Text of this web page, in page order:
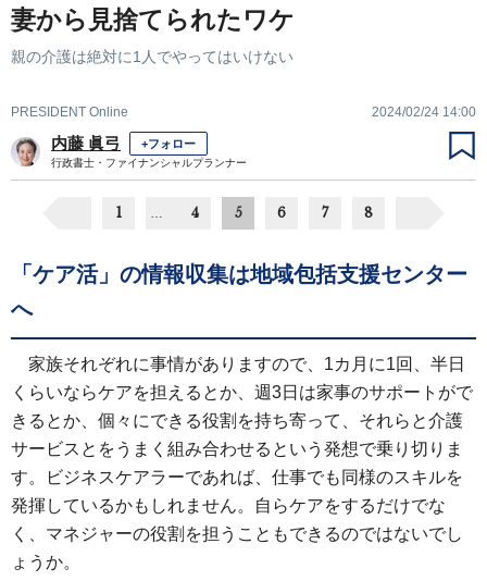
妻から見捨てられたワケ
親の介護は絶対に1人でやってはいけない
PRESIDENT Online 2024/02/24 14:00
内藤 眞弓 +フォロー
行政書士・ファイナンシャルプランナー
1 … 4 5 6 7 8
「ケア活」の情報収集は地域包括支援センター
へ
家族それぞれに事情がありますので、1カ月に1回、半日
くらいならケアを担えるとか、週3日は家事のサポートがで
きるとか、個々にできる役割を持ち寄って、それらと介護
サービスとをうまく組み合わせるという発想で乗り切りま
す。ビジネスケアラーであれば、仕事でも同様のスキルを
発揮しているかもしれません。自らケアをするだけでな
く、マネジャーの役割を担うこともできるのではないでし
ょうか。